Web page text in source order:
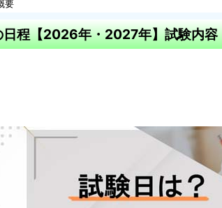
要
日程【2026年・2027年】試験内容